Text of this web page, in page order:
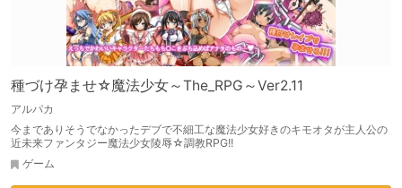
種づけ孕ませ☆魔法少女～The_RPG～Ver2.11
アルパカ
今までありそうでなかったデブで不細工な魔法少女好きのキモオタが主人公の
近未来ファンタジー魔法少女陵辱☆調教RPG!!
ゲーム